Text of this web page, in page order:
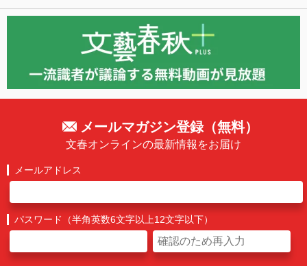
メールマガジン登録（無料）
文春オンラインの最新情報をお届け
メールアドレス
パスワード（半角英数6文字以上12文字以下）